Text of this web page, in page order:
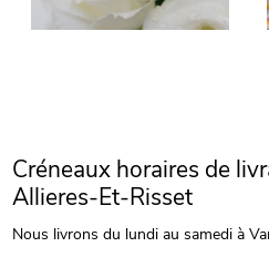
Créneaux horaires de
Allieres-Et-Risset
Nous livrons du lundi au samedi à